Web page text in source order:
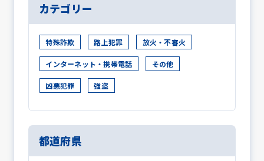
カテゴリー
特殊詐欺 路上犯罪 放火・不審火
インターネット・携帯電話 その他
凶悪犯罪 強盗
都道府県